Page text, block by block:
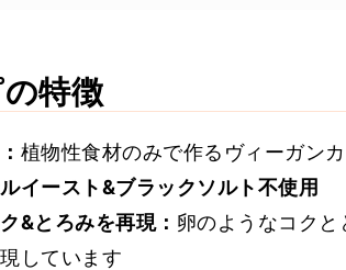
特徴
植物性食材のみで作るヴィーガン
イースト&ブラックソルト不使用
&とろみを再現： 卵のようなコク
しています